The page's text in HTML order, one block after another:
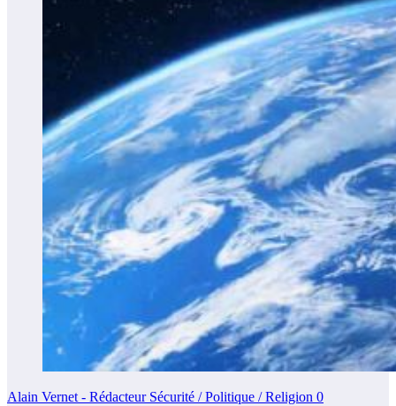
Alain Vernet - Rédacteur Sécurité / Politique / Religion 0